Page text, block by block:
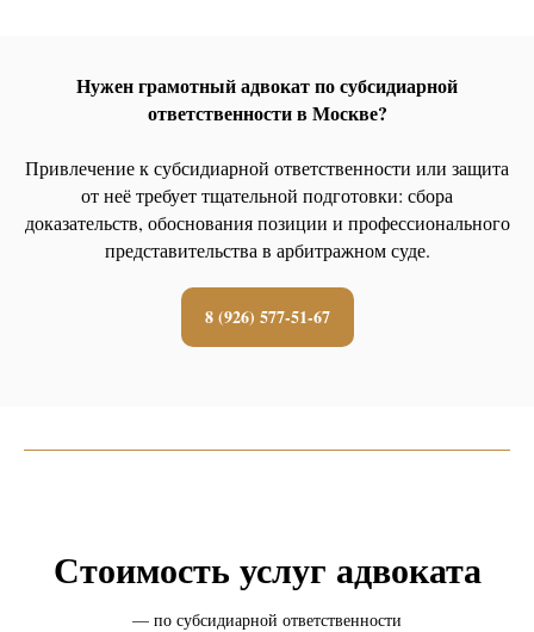
Нужен грамотный адвокат по субсидиарной
ответственности в Москве?
Привлечение к субсидиарной ответственности или защита
от неё требует тщательной подготовки: сбора
доказательств, обоснования позиции и профессионального
представительства в арбитражном суде.
8 (926) 577-51-67
Стоимость услуг адвоката
— по субсидиарной ответственности